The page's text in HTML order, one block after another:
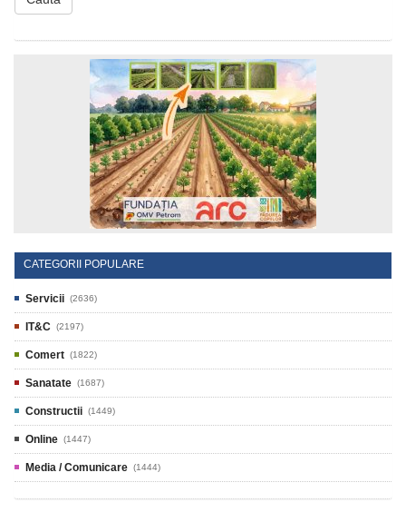
CATEGORII POPULARE
Servicii (2636)
IT&C (2197)
Comert (1822)
Sanatate (1687)
Constructii (1449)
Online (1447)
Media / Comunicare (1444)